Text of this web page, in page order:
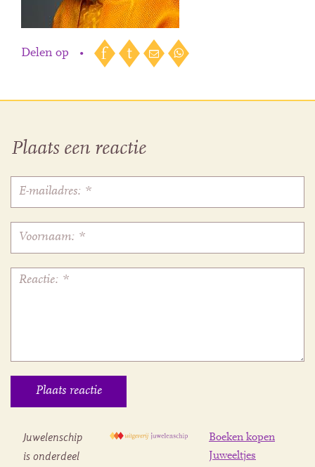
Delen op •
Plaats een reactie
Juwelenschip
is onderdeel
Boeken kopen
Juweeltjes